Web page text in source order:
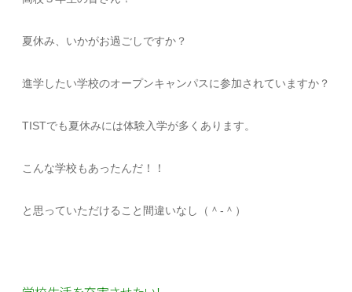
夏休み、いかがお過ごしですか？
進学したい学校のオープンキャンパスに参加されていますか？
TISTでも夏休みには体験入学が多くあります。
こんな学校もあったんだ！！
と思っていただけること間違いなし（＾-＾）